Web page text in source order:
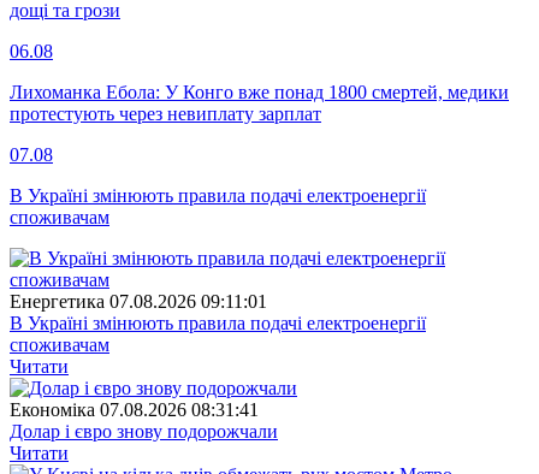
дощі та грози
06.08
Лихоманка Ебола: У Конго вже понад 1800 смертей, медики
протестують через невиплату зарплат
07.08
В Україні змінюють правила подачі електроенергії
споживачам
Енергетика 07.08.2026 09:11:01
В Україні змінюють правила подачі електроенергії
споживачам
Читати
Економіка 07.08.2026 08:31:41
Долар і євро знову подорожчали
Читати